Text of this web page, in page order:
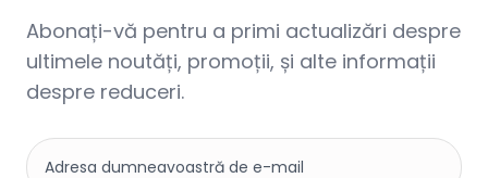
Abonați-vă pentru a primi actualizări despre
ultimele noutăți, promoții, și alte informații
despre reduceri.